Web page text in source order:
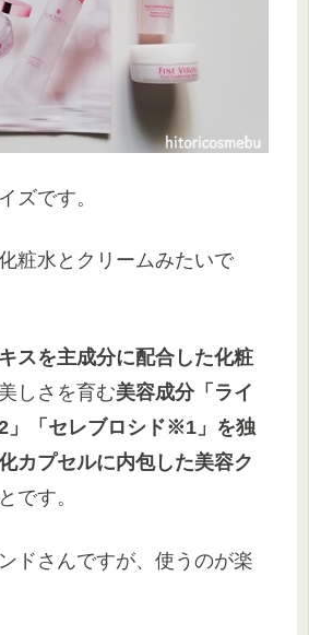
ズです。
粧水とクリームみたいで
スを主成分に配合した化粧
しさを育む美容成分「ライ
」「セレブロシド※1」を独
カプセルに内包した美容ク
です。
ドさんですが、使うのが楽